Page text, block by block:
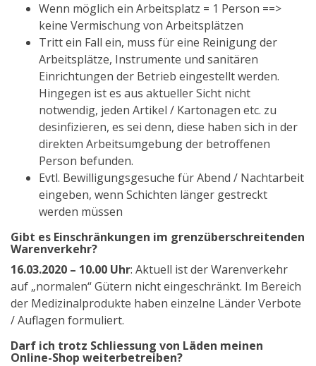
Wenn möglich ein Arbeitsplatz = 1 Person ==>
keine Vermischung von Arbeitsplätzen
Tritt ein Fall ein, muss für eine Reinigung der
Arbeitsplätze, Instrumente und sanitären
Einrichtungen der Betrieb eingestellt werden.
Hingegen ist es aus aktueller Sicht nicht
notwendig, jeden Artikel / Kartonagen etc. zu
desinfizieren, es sei denn, diese haben sich in der
direkten Arbeitsumgebung der betroffenen
Person befunden.
Evtl. Bewilligungsgesuche für Abend / Nachtarbeit
eingeben, wenn Schichten länger gestreckt
werden müssen
Gibt es Einschränkungen im grenzüberschreitenden
Warenverkehr?
16.03.2020 – 10.00 Uhr: Aktuell ist der Warenverkehr
auf „normalen“ Gütern nicht eingeschränkt. Im Bereich
der Medizinalprodukte haben einzelne Länder Verbote
/ Auflagen formuliert.
Darf ich trotz Schliessung von Läden meinen
Online-Shop weiterbetreiben?